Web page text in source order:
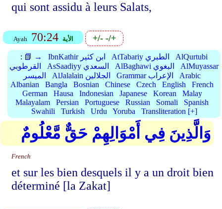
qui sont assidu à leurs Salats,
Ayah 70:24 الأية +/--/+
: 📗 → IbnKathir ابن كثير AtTabariy الطبري
AlQurtubi
القرطوبي
AsSaadiyy السعدي AlBaghawi البغوي
AlMuyassar
الميسر
AlJalalain الجلالين Grammar الإعراب
Arabic
Albanian
Bangla Bosnian Chinese Czech English
French
German
Hausa Indonesian Japanese Korean
Malay
Malayalam
Persian Portuguese Russian Somali
Spanish
Swahili
Turkish Urdu Yoruba Transliteration [+]
وَالَّذِينَ فِي أَمْوَالِهِمْ حَقٌّ مَّعْلُومٌ
French
et sur les bien desquels il y a un droit bien
déterminé [la Zakat]